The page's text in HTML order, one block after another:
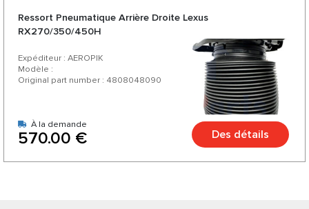
Ressort Pneumatique Arrière Droite Lexus
RX270/350/450H
Expéditeur : AEROPIK
Modèle :
Original part number : 4808048090
À la demande
570.00 € Des détails